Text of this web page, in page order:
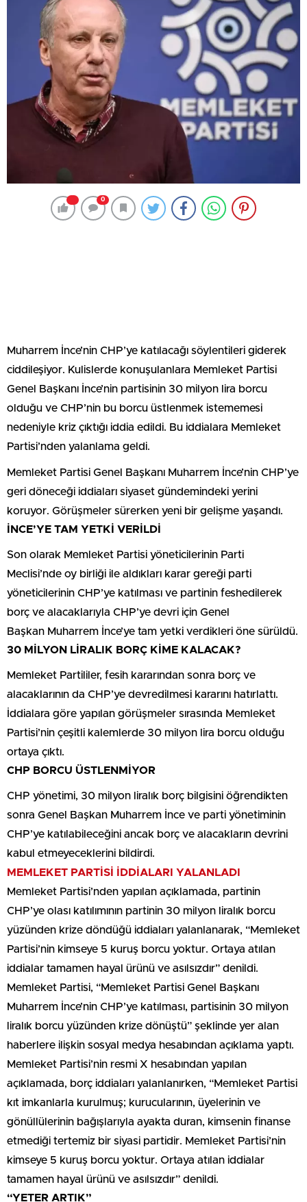
0
Partisi’nden yalanlama geldi.
Memleket Partisi Genel Başkanı Muharrem İnce’nin CHP’ye
Meclisi’nde oy birliği ile aldıkları karar gereği parti
yöneticilerinin CHP’ye katılması ve partinin feshedilerek
borç ve alacaklarıyla CHP’ye devri için Genel
30 MİLYON LİRALIK BORÇ KİME KALACAK?
Memleket Partililer, fesih kararından sonra borç ve
alacaklarının da CHP’ye devredilmesi kararını hatırlattı.
İddialara göre yapılan görüşmeler sırasında Memleket
Partisi’nin çeşitli kalemlerde 30 milyon lira borcu olduğu
CHP BORCU ÜSTLENMİYOR
CHP yönetimi, 30 milyon liralık borç bilgisini öğrendikten
sonra Genel Başkan Muharrem İnce ve parti yönetiminin
CHP’ye katılabileceğini ancak borç ve alacakların devrini
kabul etmeyeceklerini bildirdi.
Memleket Partisi’nden yapılan açıklamada, partinin
CHP’ye olası katılımının partinin 30 milyon liralık borcu
yüzünden krize döndüğü iddiaları yalanlanarak, “Memleket
Partisi’nin kimseye 5 kuruş borcu yoktur. Ortaya atılan
iddialar tamamen hayal ürünü ve asılsızdır” denildi.
Memleket Partisi, “Memleket Partisi Genel Başkanı
Muharrem İnce’nin CHP’ye katılması, partisinin 30 milyon
liralık borcu yüzünden krize dönüştü” şeklinde yer alan
haberlere ilişkin sosyal medya hesabından açıklama yaptı.
Memleket Partisi’nin resmi X hesabından yapılan
açıklamada, borç iddiaları yalanlanırken, “Memleket Partisi
kıt imkanlarla kurulmuş; kurucularının, üyelerinin ve
gönüllülerinin bağışlarıyla ayakta duran, kimsenin finanse
etmediği tertemiz bir siyasi partidir. Memleket Partisi’nin
kimseye 5 kuruş borcu yoktur. Ortaya atılan iddialar
tamamen hayal ürünü ve asılsızdır” denildi.
“YETER ARTIK”
Süreç devam ederken Muharrem İnce’den dikkat çeken bir
paylaşım geldi. İnce, 2 Şubat’ta X hesabından, “Yeter artık!
Ya bir yol bulacağız ya bir yol açacağız ya da bu yolda
öleceğiz!” ifadelerini paylaştı.